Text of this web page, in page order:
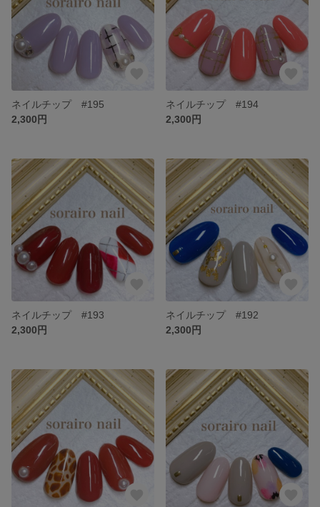
ネイルチップ #195
2,300円
ネイルチップ #194
2,300円
ネイルチップ #193
2,300円
ネイルチップ #192
2,300円